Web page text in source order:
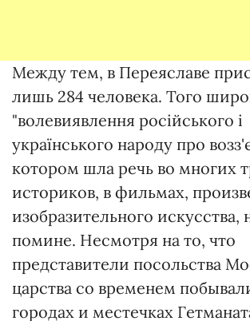
Между тем, в Переяславе
лишь 284 человека. Того
"волевиявлення російського і
українського народу про
котором шла речь во многих
историков, в фильмах,
изобразительного искусства,
помине. Несмотря на то, что
представители посольства
царства со временем
городах и местечках